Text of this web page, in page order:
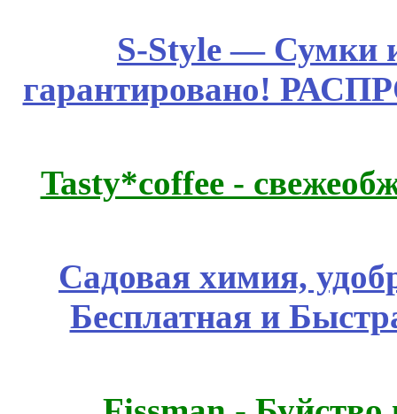
S-Style — Сумки
гарантировано!
Tasty*coffee -
Садовая химия,
Бесплатная и